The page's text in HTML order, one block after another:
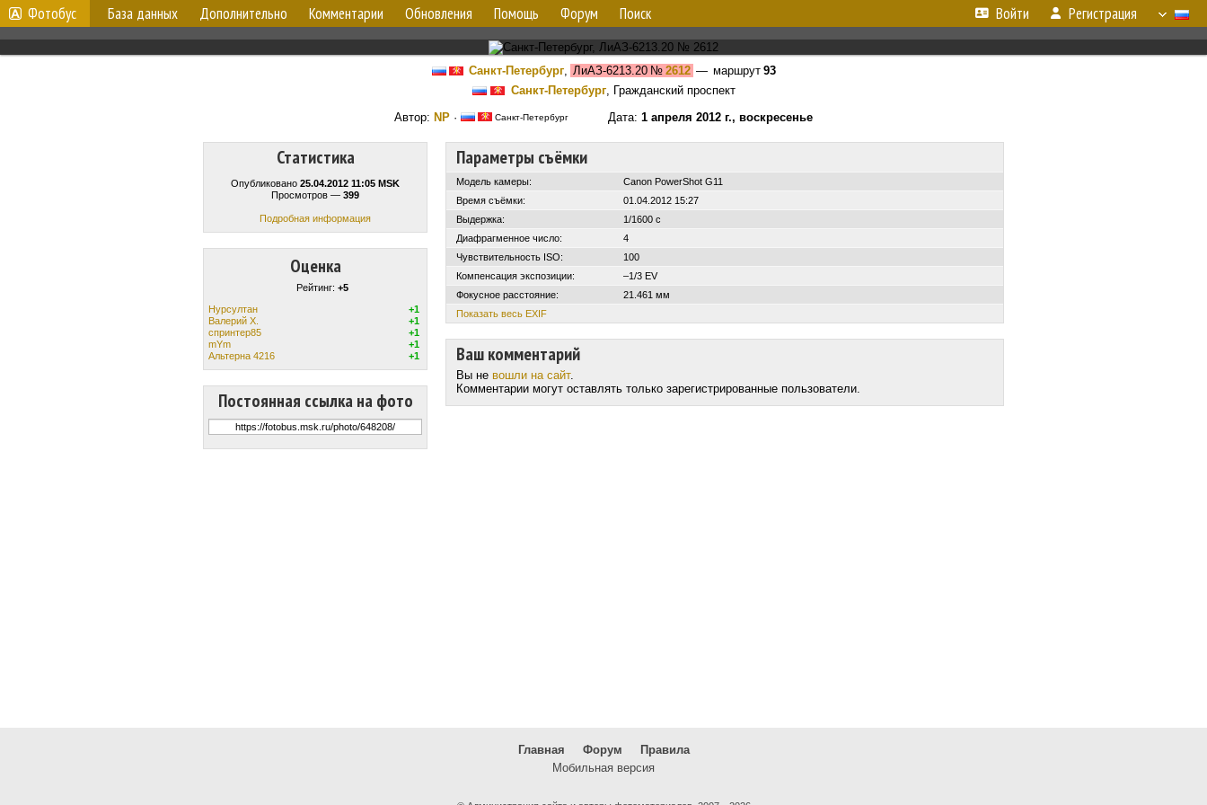
Фотобус База данных Дополнительно Комментарии Обновления Помощь Форум Поиск Войти Регистрация
Санкт-Петербург, ЛиАЗ-6213.20№ 2612 — маршрут 93
Санкт-Петербург, Гражданский проспект
Автор: NP · Санкт-Петербург Дата: 1 апреля 2012 г., воскресенье
Статистика
Опубликовано 25.04.2012 11:05 MSK
Просмотров — 399
Подробная информация
Оценка
Рейтинг: +5
Нурсултан
+1
Валерий Х.
+1
спринтер85
+1
mYm
+1
Альтерна 4216
+1
Постоянная ссылка на фото
Параметры съёмки
Модель камеры:
Canon PowerShot G11
Время съёмки:
01.04.2012 15:27
Выдержка:
1/1600 с
Диафрагменное число:
4
Чувствительность ISO:
100
Компенсация экспозиции:
–1/3 EV
Фокусное расстояние:
21.461 мм
Показать весь EXIF
Ваш комментарий
Вы не вошли на сайт.
Комментарии могут оставлять только зарегистрированные пользователи.
Главная Форум
Правила
Мобильная версия